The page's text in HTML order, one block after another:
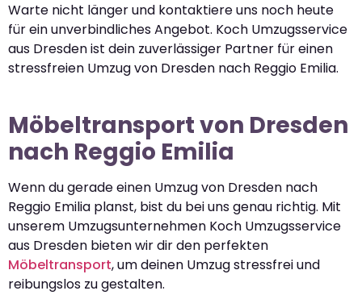
Warte nicht länger und kontaktiere uns noch heute
für ein unverbindliches Angebot. Koch Umzugsservice
aus Dresden ist dein zuverlässiger Partner für einen
stressfreien Umzug von Dresden nach Reggio Emilia.
Möbeltransport von Dresden
nach Reggio Emilia
Wenn du gerade einen Umzug von Dresden nach
Reggio Emilia planst, bist du bei uns genau richtig. Mit
unserem Umzugsunternehmen Koch Umzugsservice
aus Dresden bieten wir dir den perfekten
Möbeltransport, um deinen Umzug stressfrei und
reibungslos zu gestalten.